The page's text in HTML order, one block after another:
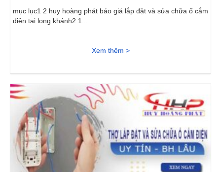
mục lục1 2 huy hoàng phát báo giá lắp đặt và sửa chữa ổ cắm
điện tại long khánh2.1...
Xem thêm >